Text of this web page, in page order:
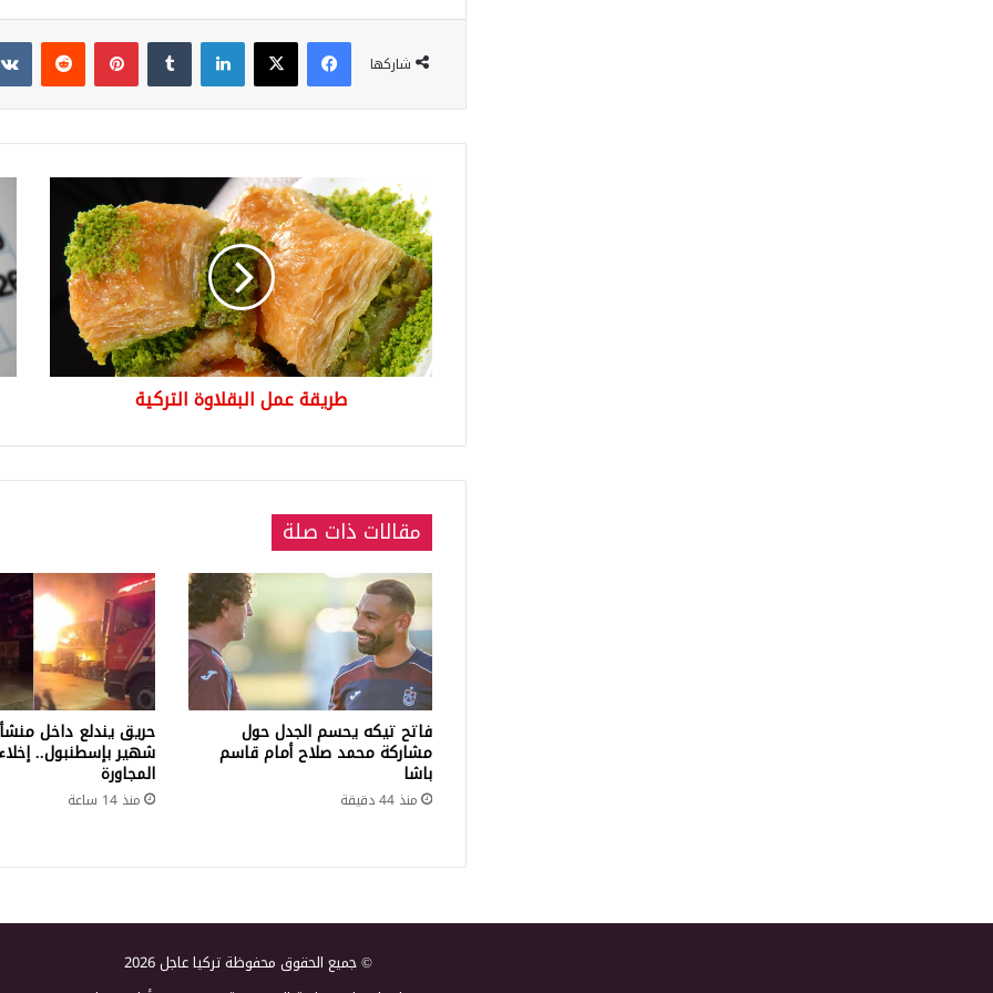
شاركها
فيسبوك‫X لينكدإن بينتيريست
طريقة
عمل
البقلاوة
التركية
طريقة عمل البقلاوة التركية
مقالات ذات صلة
فاتح تيكه يحسم الجدل حول
مشاركة محمد صلاح أمام قاسم
باشا
منذ 44 دقيقة
حريق يندلع داخل
شهير بإسطنبول..
المجاورة
منذ 14 ساعة
© جميع الحقوق محفوظة تركيا عاجل 2026